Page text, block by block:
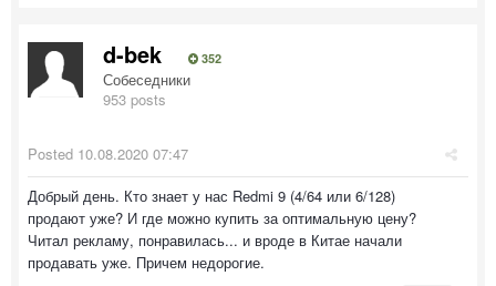
d-bek 352
Собеседники
953 posts
Posted 10.08.2020 07:47
Добрый день. Кто знает у нас Redmi 9 (4/64 или 6/128)
продают уже? И где можно купить за оптимальную цену?
Читал рекламу, понравилась... и вроде в Китае начали
продавать уже. Причем недорогие.